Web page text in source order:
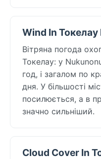
Wind In Токелау
Вітряна погода
Токелау: у
год, і загалом по
дня. У більшості
посилюється, а в
значно сильніший.
Cloud Cover In